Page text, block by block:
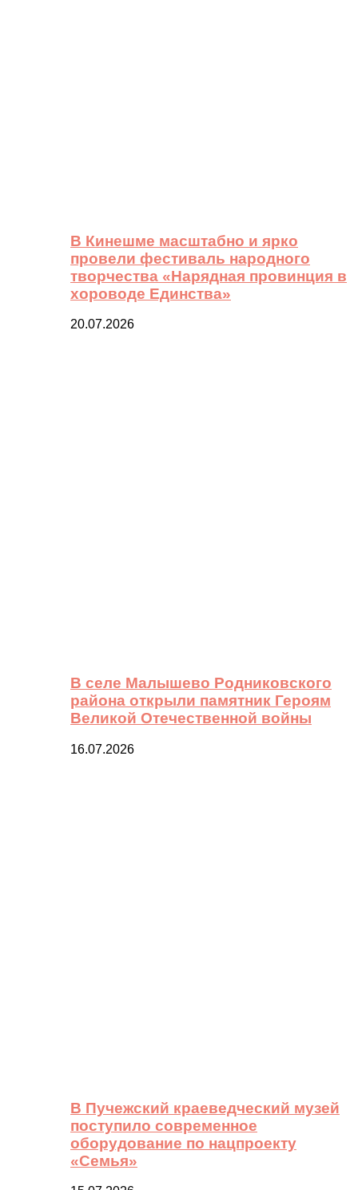
В Кинешме масштабно и ярко
провели фестиваль народного
творчества «Нарядная провинция в
хороводе Единства»
20.07.2026
В селе Малышево Родниковского
района открыли памятник Героям
Великой Отечественной войны
16.07.2026
В Пучежский краеведческий музей
поступило современное
оборудование по нацпроекту
«Семья»